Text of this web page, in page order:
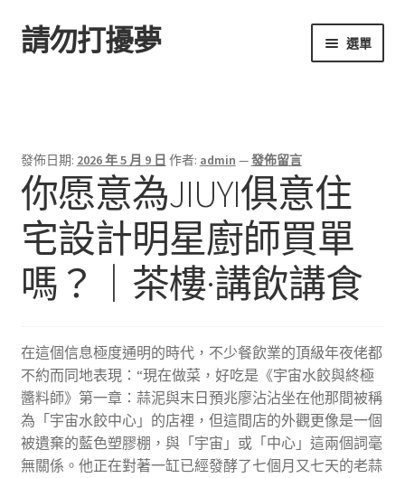
跳
至
跳
至
請勿打擾夢 選單
發佈日期: 2026 年 5 月 9 日 作者: admin —發佈留言
你愿意為JIUYI俱意住
宅設計明星廚師買單
嗎？｜茶樓·講飲講食
在這個信息極度通明的時代，不少餐飲業的頂級年夜佬都
不約而同地表現：“現在做菜，好吃是《宇宙水餃與終極
醬料師》第一章：蒜泥與末日預兆廖沾沾坐在他那間被稱
為「宇宙水餃中心」的店裡，但這間店的外觀更像是一個
被遺棄的藍色塑膠棚，與「宇宙」或「中心」這兩個詞毫
無關係。他正在對著一缸已經發酵了七個月又七天的老蒜